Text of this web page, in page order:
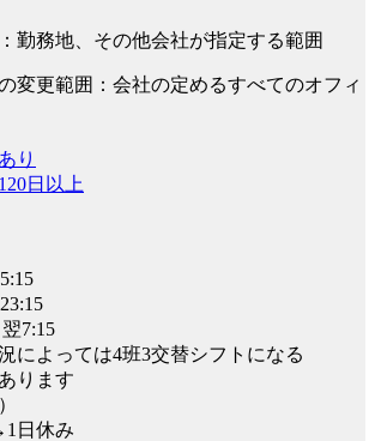
勤務地、その他会社が指定する範囲
変更範囲：会社の定めるすべてのオフィ
り
日以上
7:15
によっては4班3交替シフトになる
ります
日休み